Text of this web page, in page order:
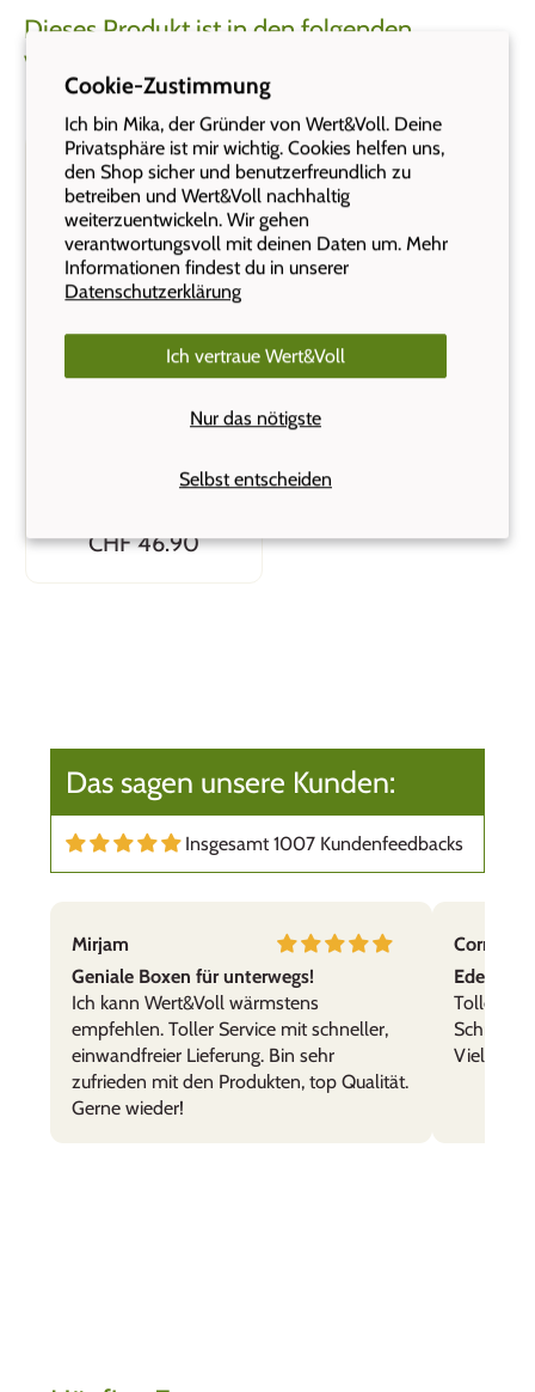
Cookie-Zustimmung
Ich bin Mika, der Gründer von Wert&Voll. Deine
Privatsphäre ist mir wichtig. Cookies helfen uns,
den Shop sicher und benutzerfreundlich zu
betreiben und Wert&Voll nachhaltig
weiterzuentwickeln. Wir gehen
verantwortungsvoll mit deinen Daten um. Mehr
Informationen findest du in unserer
Datenschutzerklärung
Selbst entscheiden
Ich vertraue Wert&Voll
Nur das nötigste
Dieses Produkt ist in den folgenden
Varianten erhältlich:
Isolierflasche 592 ml
CHF 46.90
Das sagen unsere Kunden:
Insgesamt 1007 Kundenfeedbacks
Mirjam
Geniale Boxen für unterwegs!
Ich kann Wert&Voll wärmstens
empfehlen. Toller Service mit schneller,
einwandfreier Lieferung. Bin sehr
zufrieden mit den Produkten, top Qualität.
Gerne wieder!
Cornelia,
Tolle
Schnelle
Vielen